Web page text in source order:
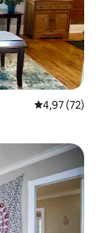
Note
4,97 (72)